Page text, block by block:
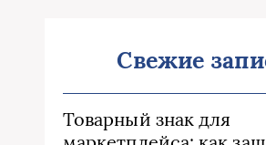
Свежие
Товарный знак для